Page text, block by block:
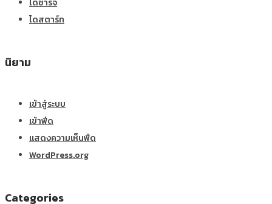
ไดชาร์จ
ไดสตาร์ท
นิยาม
เข้าสู่ระบบ
เข้าฟีด
แสดงความเห็นฟีด
WordPress.org
Categories